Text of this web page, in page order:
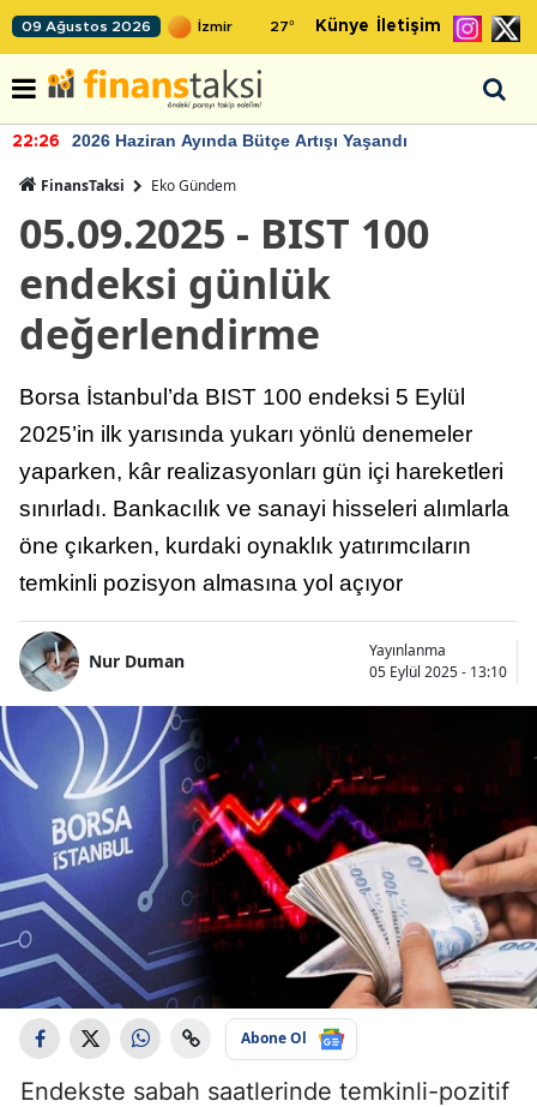
09 Ağustos 2026 27° Künye İletişim
22:26 2026 Haziran Ayında Bütçe Artışı Yaşandı
FinansTaksi Eko Gündem
05.09.2025 - BIST 100
endeksi günlük
değerlendirme
Borsa İstanbul’da BIST 100 endeksi 5 Eylül
2025’in ilk yarısında yukarı yönlü denemeler
yaparken, kâr realizasyonları gün içi hareketleri
sınırladı. Bankacılık ve sanayi hisseleri alımlarla
öne çıkarken, kurdaki oynaklık yatırımcıların
temkinli pozisyon almasına yol açıyor
Nur Duman
Yayınlanma
05 Eylül 2025 - 13:10
Abone Ol
Endekste sabah saatlerinde temkinli-pozitif